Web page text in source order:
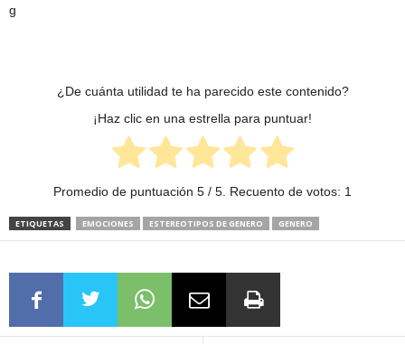
¿De cuánta utilidad te ha parecido este contenido?
¡Haz clic en una estrella para puntuar!
Promedio de puntuación 5 / 5. Recuento de votos: 1
ETIQUETAS EMOCIONES ESTEREOTIPOS DE GENERO GENERO